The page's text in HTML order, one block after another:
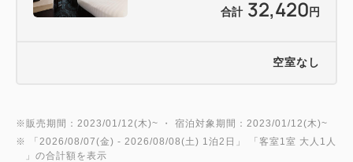
合計 32,420 円
空室なし
※販売期間：2023/01/12(木)~ ・ 宿泊対象期間：2023/01/12(木)~
※ 「 2026/08/07(金) - 2026/08/08(土) 1泊2日 」 「客室1室 大人1人
」の合計額を表示